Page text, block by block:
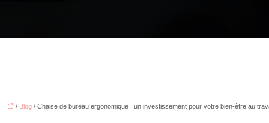
/ Blog / Chaise de bureau ergonomique : un investissement pour votre bien-être au